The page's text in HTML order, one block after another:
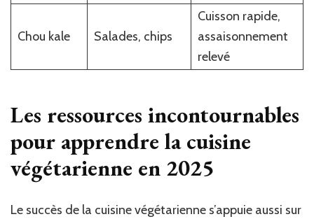
Chou kale Salades, chips
Cuisson rapide,
assaisonnement
relevé
Les ressources incontournables
pour apprendre la cuisine
végétarienne en 2025
Le succès de la cuisine végétarienne s’appuie aussi sur